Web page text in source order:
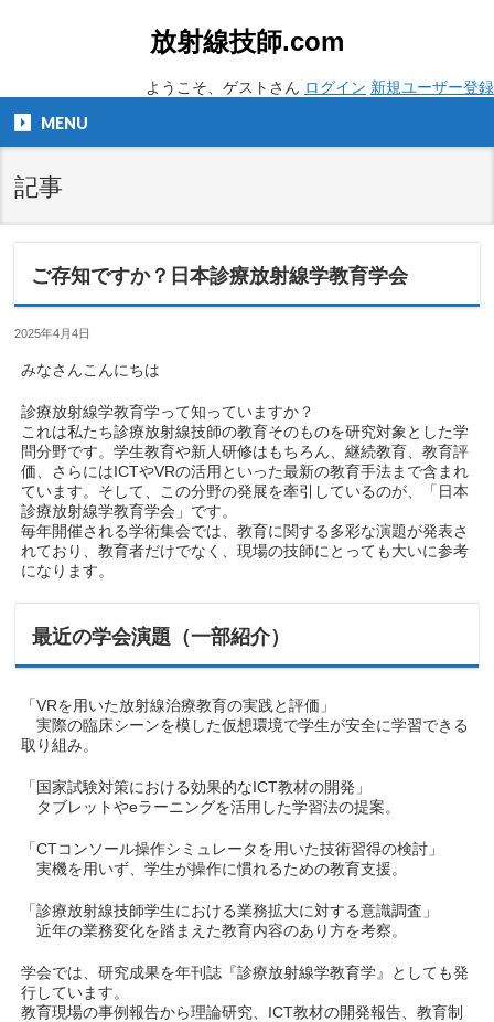
放射線技師.com
ようこそ、ゲストさん ログイン 新規ユーザー登録
MENU
記事
ご存知ですか？日本診療放射線学教育学会
2025年4月4日
みなさんこんにちは
診療放射線学教育学って知っていますか？
これは私たち診療放射線技師の教育そのものを研究対象とした学
問分野です。学生教育や新人研修はもちろん、継続教育、教育評
価、さらにはICTやVRの活用といった最新の教育手法まで含まれ
ています。そして、この分野の発展を牽引しているのが、「日本
診療放射線学教育学会」です。
毎年開催される学術集会では、教育に関する多彩な演題が発表さ
れており、教育者だけでなく、現場の技師にとっても大いに参考
になります。
最近の学会演題（一部紹介）
「VRを用いた放射線治療教育の実践と評価」
実際の臨床シーンを模した仮想環境で学生が安全に学習できる
取り組み。
「国家試験対策における効果的なICT教材の開発」
タブレットやeラーニングを活用した学習法の提案。
「CTコンソール操作シミュレータを用いた技術習得の検討」
実機を用いず、学生が操作に慣れるための教育支援。
「診療放射線技師学生における業務拡大に対する意識調査」
近年の業務変化を踏まえた教育内容のあり方を考察。
学会では、研究成果を年刊誌『診療放射線学教育学』としても発
行しています。
教育現場の事例報告から理論研究、ICT教材の開発報告、教育制